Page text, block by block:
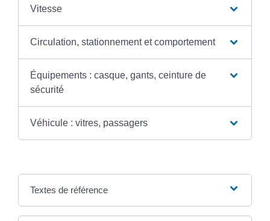
Vitesse
Circulation, stationnement et comportement
Équipements : casque, gants, ceinture de
sécurité
Véhicule : vitres, passagers
Textes de référence